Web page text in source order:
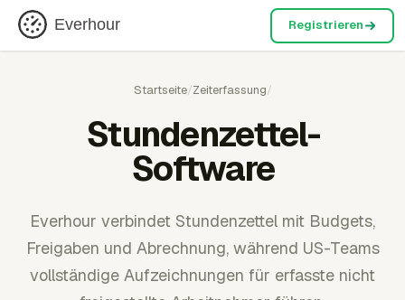
Everhour Registrieren
Startseite/Zeiterfassung/
Stundenzettel-
Software
Everhour verbindet Stundenzettel mit Budgets,
Freigaben und Abrechnung, während US-Teams
vollständige Aufzeichnungen für erfasste nicht